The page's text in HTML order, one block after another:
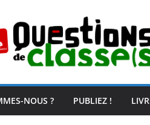
NOUS ? PUBLIEZ !